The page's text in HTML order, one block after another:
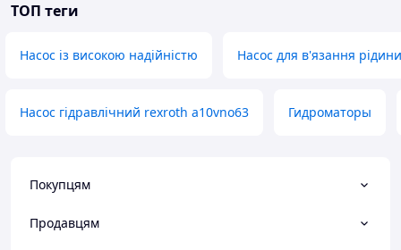
ТОП теги
Насос із високою надійністю Насос для в'язання рідини
Насос гідравлічний rexroth a10vno63 Гидроматоры
Покупцям
Продавцям